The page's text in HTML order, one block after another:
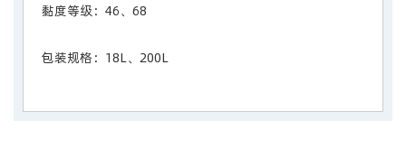
黏度等级：46、68
包装规格：18L、200L